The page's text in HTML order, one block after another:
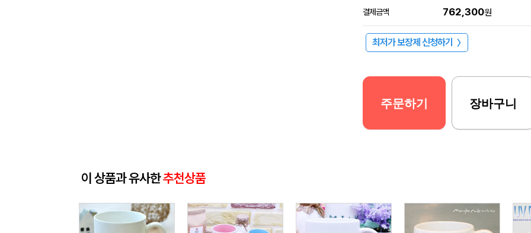
결제금액 762,300원
최저가 보장제 신청하기 〉
주문하기 장바구니
이 상품과 유사한추천상품